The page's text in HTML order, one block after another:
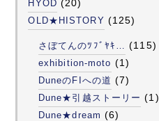
HYOD (20)
OLD★HISTORY (125)
さぼてんのﾂﾌﾞﾔｷ… (115)
exhibition-moto (1)
DuneのFIへの道 (7)
Dune★引越ストーリー (1)
Dune★dream (6)